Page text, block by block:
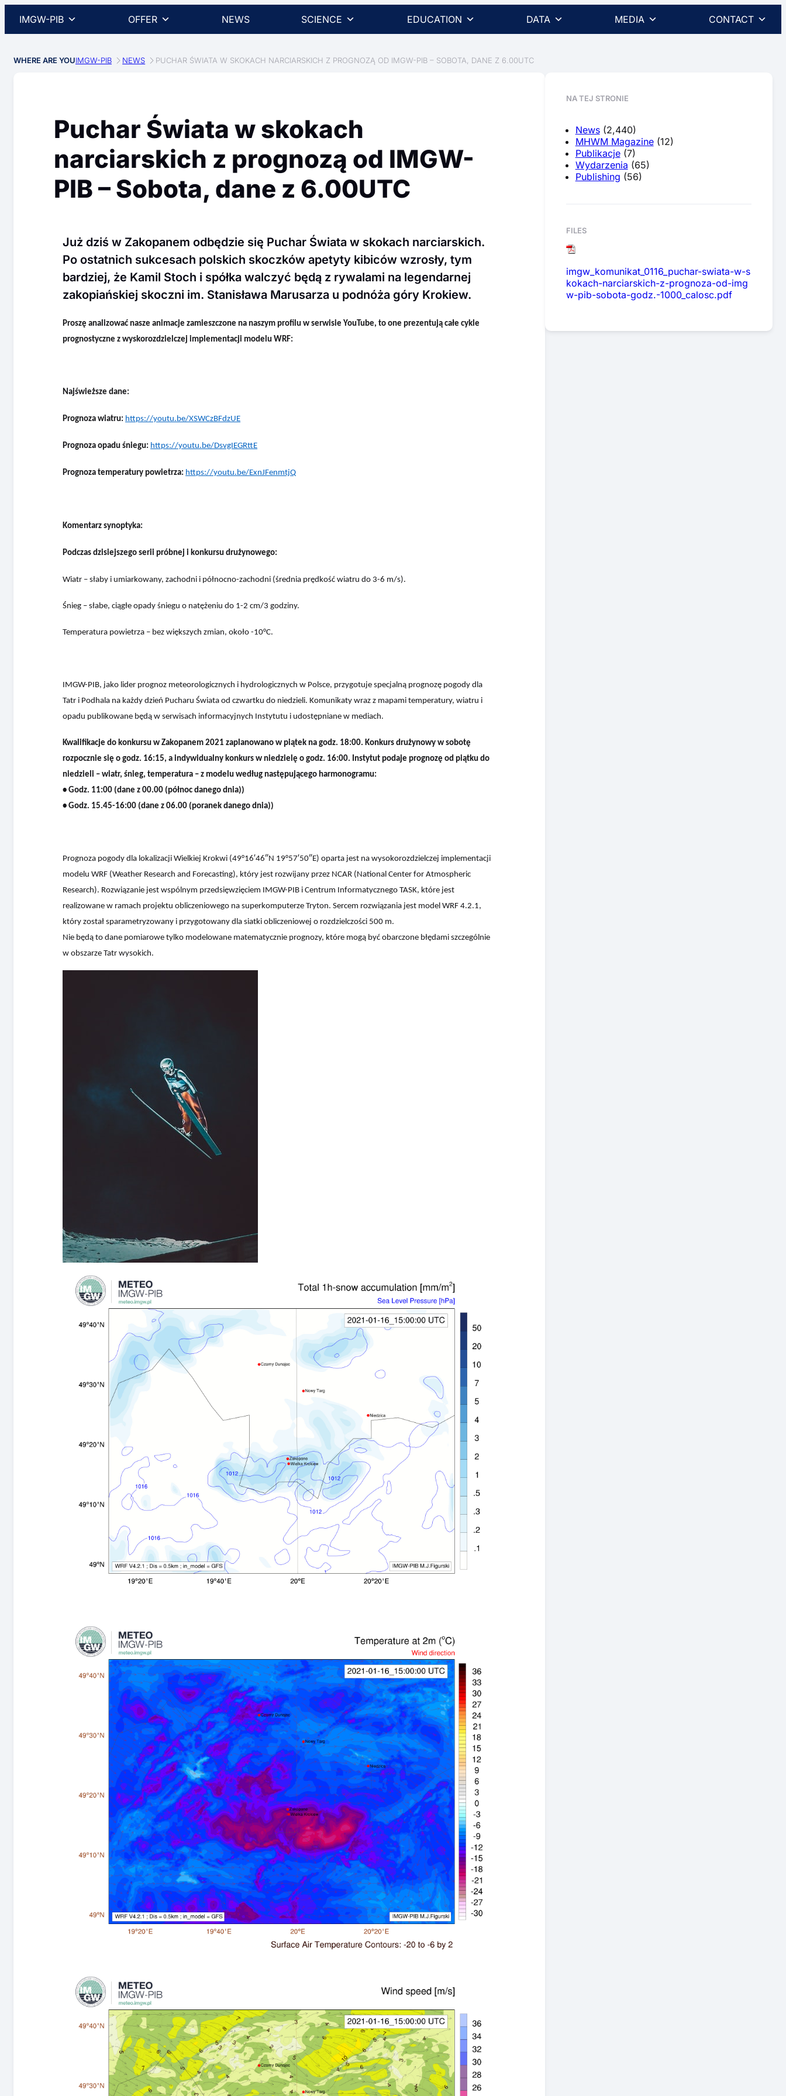
IMGW-PIB OFFER NEWS SCIENCE EDUCATION DATA MEDIA CONTACT
WHERE ARE YOUIMGW-PIB NEWS PUCHAR ŚWIATA W SKOKACH NARCIARSKICH Z PROGNOZĄ OD IMGW-PIB – SOBOTA, DANE Z 6.00UTC
Puchar Świata w skokach
narciarskich z prognozą od IMGW-
PIB – Sobota, dane z 6.00UTC
Już dziś w Zakopanem odbędzie się Puchar Świata w skokach narciarskich.
Po ostatnich sukcesach polskich skoczków apetyty kibiców wzrosły, tym
bardziej, że Kamil Stoch i spółka walczyć będą z rywalami na legendarnej
zakopiańskiej skoczni im. Stanisława Marusarza u podnóża góry Krokiew.
Proszę analizować nasze animacje zamieszczone na naszym profilu w serwisie YouTube, to one prezentują całe cykle
prognostyczne z wyskorozdzielczej implementacji modelu WRF:
Najświeższe dane:
Prognoza wiatru: https://youtu.be/XSWCzBFdzUE
Prognoza opadu śniegu: https://youtu.be/DsvgIEGRttE
Prognoza temperatury powietrza: https://youtu.be/ExnJFenmtjQ
Komentarz synoptyka:
Podczas dzisiejszego serii próbnej i konkursu drużynowego:
Wiatr – słaby i umiarkowany, zachodni i północno-zachodni (średnia prędkość wiatru do 3-6 m/s).
Śnieg – słabe, ciągłe opady śniegu o natężeniu do 1-2 cm/3 godziny.
Temperatura powietrza – bez większych zmian, około -10°C.
IMGW-PIB, jako lider prognoz meteorologicznych i hydrologicznych w Polsce, przygotuje specjalną prognozę pogody dla
Tatr i Podhala na każdy dzień Pucharu Świata od czwartku do niedzieli. Komunikaty wraz z mapami temperatury, wiatru i
opadu publikowane będą w serwisach informacyjnych Instytutu i udostępniane w mediach.
Kwalifikacje do konkursu w Zakopanem 2021 zaplanowano w piątek na godz. 18:00. Konkurs drużynowy w sobotę
rozpocznie się o godz. 16:15, a indywidualny konkurs w niedzielę o godz. 16:00. Instytut podaje prognozę od piątku do
niedzieli – wiatr, śnieg, temperatura – z modelu według następującego harmonogramu:
• Godz. 11:00 (dane z 00.00 (północ danego dnia))
• Godz. 15.45-16:00 (dane z 06.00 (poranek danego dnia))
Prognoza pogody dla lokalizacji Wielkiej Krokwi (49°16′46″N 19°57′50″E) oparta jest na wysokorozdzielczej implementacji
modelu WRF (Weather Research and Forecasting), który jest rozwijany przez NCAR (National Center for Atmospheric
Research). Rozwiązanie jest wspólnym przedsięwzięciem IMGW-PIB i Centrum Informatycznego TASK, które jest
realizowane w ramach projektu obliczeniowego na superkomputerze Tryton. Sercem rozwiązania jest model WRF 4.2.1,
który został sparametryzowany i przygotowany dla siatki obliczeniowej o rozdzielczości 500 m.
Nie będą to dane pomiarowe tylko modelowane matematycznie prognozy, które mogą być obarczone błędami szczególnie
w obszarze Tatr wysokich.
NA TEJ STRONIE
News(2,440)
MHWM Magazine(12)
Publikacje(7)
Wydarzenia (65)
Publishing (56)
FILES
imgw_komunikat_0116_puchar-swiata-w-s
kokach-narciarskich-z-prognoza-od-img
w-pib-sobota-godz.-1000_calosc.pdf